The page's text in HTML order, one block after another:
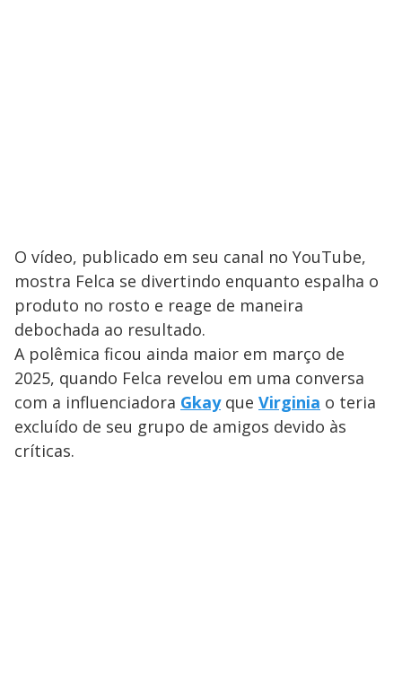
O vídeo, publicado em seu canal no YouTube,
mostra Felca se divertindo enquanto espalha o
produto no rosto e reage de maneira
debochada ao resultado.
A polêmica ficou ainda maior em março de
2025, quando Felca revelou em uma conversa
com a influenciadora Gkayque Virginia o teria
excluído de seu grupo de amigos devido às
críticas.